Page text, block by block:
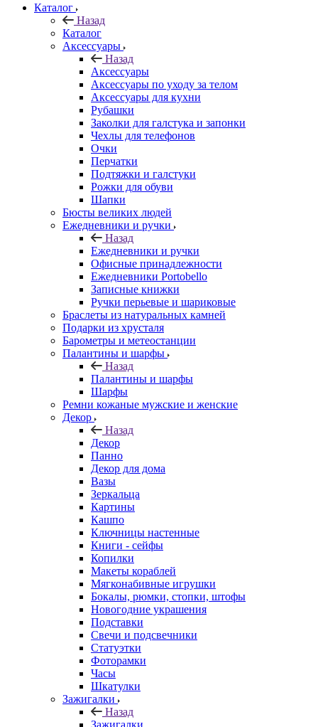
Каталог
Назад
Каталог
Аксессуары
Назад
Аксессуары
Аксессуары по уходу за телом
Аксессуары для кухни
Рубашки
Заколки для галстука и запонки
Чехлы для телефонов
Очки
Перчатки
Подтяжки и галстуки
Рожки для обуви
Шапки
Бюсты великих людей
Ежедневники и ручки
Назад
Ежедневники и ручки
Офисные принадлежности
Ежедневники Portobello
Записные книжки
Ручки перьевые и шариковые
Браслеты из натуральных камней
Подарки из хрусталя
Барометры и метеостанции
Палантины и шарфы
Назад
Палантины и шарфы
Шарфы
Ремни кожаные мужские и женские
Декор
Назад
Декор
Панно
Декор для дома
Вазы
Зеркальца
Картины
Кашпо
Ключницы настенные
Книги - сейфы
Копилки
Макеты кораблей
Мягконабивные игрушки
Бокалы, рюмки, стопки, штофы
Новогодние украшения
Подставки
Свечи и подсвечники
Статуэтки
Фоторамки
Часы
Шкатулки
Зажигалки
Назад
Зажигалки